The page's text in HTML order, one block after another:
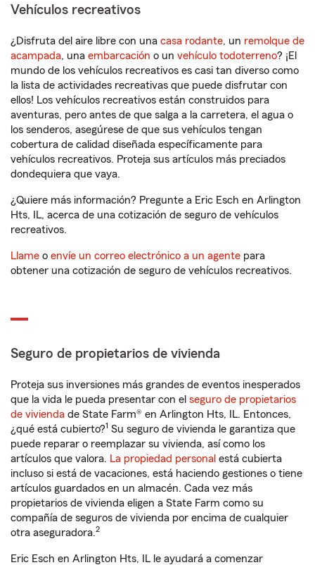
Vehículos recreativos
¿Disfruta del aire libre con una casa rodante, un remolque de
acampada, una embarcación o un vehículo todoterreno? ¡El
mundo de los vehículos recreativos es casi tan diverso como
la lista de actividades recreativas que puede disfrutar con
ellos! Los vehículos recreativos están construidos para
aventuras, pero antes de que salga a la carretera, el agua o
los senderos, asegúrese de que sus vehículos tengan
cobertura de calidad diseñada específicamente para
vehículos recreativos. Proteja sus artículos más preciados
dondequiera que vaya.
¿Quiere más información? Pregunte a Eric Esch en Arlington
Hts, IL, acerca de una cotización de seguro de vehículos
recreativos.
Llame o envíe un correo electrónico a un agente para
obtener una cotización de seguro de vehículos recreativos.
Seguro de propietarios de vivienda
Proteja sus inversiones más grandes de eventos inesperados
que la vida le pueda presentar con el seguro de propietarios
de vivienda de State Farm® en Arlington Hts, IL. Entonces,
¿qué está cubierto?1 Su seguro de vivienda le garantiza que
puede reparar o reemplazar su vivienda, así como los
artículos que valora. La propiedad personal está cubierta
incluso si está de vacaciones, está haciendo gestiones o tiene
artículos guardados en un almacén. Cada vez más
propietarios de vivienda eligen a State Farm como su
compañía de seguros de vivienda por encima de cualquier
otra aseguradora.2
Eric Esch en Arlington Hts, IL le ayudará a comenzar